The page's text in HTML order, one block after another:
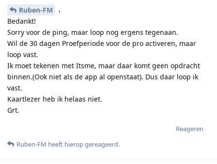
Ruben-FM
,
Bedankt!
Sorry voor de ping, maar loop nog ergens tegenaan.
Wil de 30 dagen Proefperiode voor de pro activeren, maar
loop vast.
Ik moet tekenen met Itsme, maar daar komt geen opdracht
binnen.(Ook niet als de app al openstaat). Dus daar loop ik
vast.
Kaartlezer heb ik helaas niet.
Grt.
Reageren
Ruben-FM heeft hierop gereageerd.